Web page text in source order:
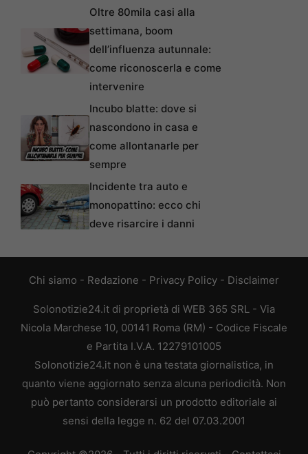
Oltre 80mila casi alla
settimana, boom
dell’influenza autunnale:
come riconoscerla e come
intervenire
Incubo blatte: dove si
nascondono in casa e
come allontanarle per
sempre
Incidente tra auto e
monopattino: ecco chi
deve risarcire i danni
Chi siamo - Redazione - Privacy Policy - Disclaimer
Solonotizie24.it di proprietà di WEB 365 SRL - Via
Nicola Marchese 10, 00141 Roma (RM) - Codice Fiscale
e Partita I.V.A. 12279101005
Solonotizie24.it non è una testata giornalistica, in
quanto viene aggiornato senza alcuna periodicità. Non
può pertanto considerarsi un prodotto editoriale ai
sensi della legge n. 62 del 07.03.2001